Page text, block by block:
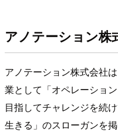
アノテーション株
アノテーション株式会社
業として「オペレーショ
目指してチャレンジを続
生きる」のスローガンを